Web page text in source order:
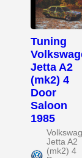
Tuning
Jetta A2
(mk2) 4
Door
Saloon
1985
Jetta A2
(mk2) 4